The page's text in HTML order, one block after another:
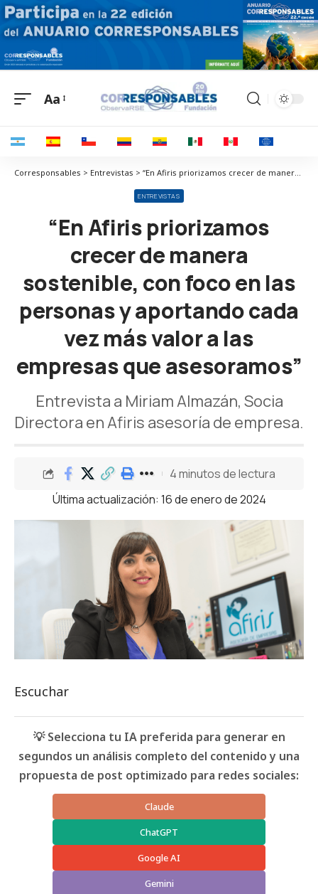
Aa
Corresponsables > Entrevistas > “En Afiris priorizamos crecer de manera sostenible, con foco en las personas y aportando cada vez más valor a las empresas que asesoramos”
ENTREVISTAS
“En Afiris priorizamos
crecer de manera
sostenible, con foco en las
personas y aportando cada
vez más valor a las
empresas que asesoramos”
Entrevista a Miriam Almazán, Socia
Directora en Afiris asesoría de empresa.
Última actualización: 16 de enero de 2024
4 minutos de lectura
Escuchar
💡 Selecciona tu IA preferida para generar en
segundos un análisis completo del contenido y una
propuesta de post optimizado para redes sociales:
Claude
ChatGPT
Google AI
Gemini